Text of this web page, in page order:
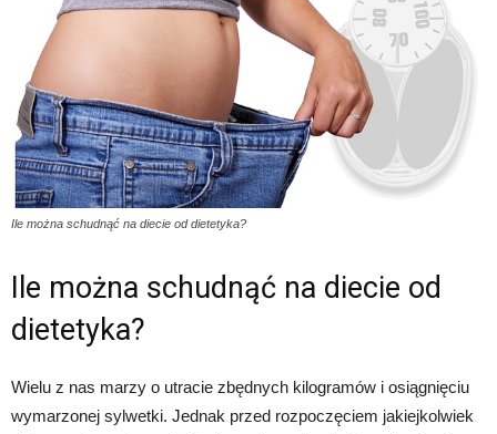
Ile można schudnąć na diecie od dietetyka?
Ile można schudnąć na diecie od
dietetyka?
Wielu z nas marzy o utracie zbędnych kilogramów i osiągnięciu
wymarzonej sylwetki. Jednak przed rozpoczęciem jakiejkolwiek